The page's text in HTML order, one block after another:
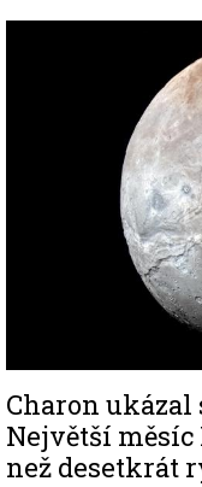
Charon
Největší
než desetkrát